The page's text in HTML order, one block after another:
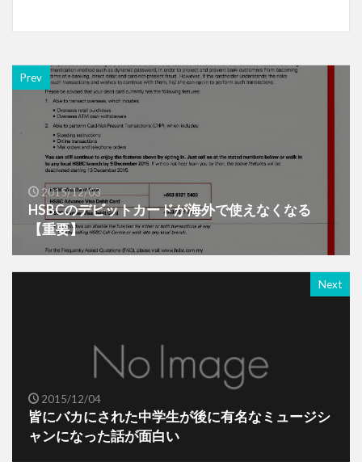
Prev
2015/12/03
HSBCのデビットカードが海外で使えなくなる
【重要】
Next
2015/12/04
皆にバカにされた中学生が後に有名なミュージシ
ャンになった話が面白い